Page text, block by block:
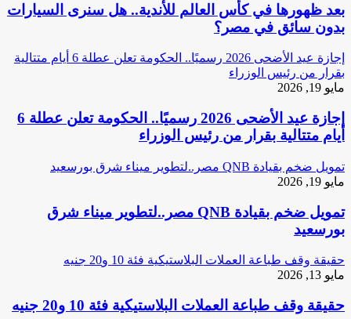
بعد ظهورها في كأس العالم للأندية.. هل سنرى السيارات
بدون سائق في مصر؟
إجازة عيد الأضحى 2026 رسميًا.. الحكومة تعلن عطلة 6 أيام متتالية
بقرار من رئيس الوزراء
مايو 19, 2026
إجازة عيد الأضحى 2026 رسميًا.. الحكومة تعلن عطلة 6
أيام متتالية بقرار من رئيس الوزراء
تمويل ضخم بقيادة QNB مصر..لتطوير ميناء شرق بورسعيد
مايو 19, 2026
تمويل ضخم بقيادة QNB مصر..لتطوير ميناء شرق
بورسعيد
حقيقة وقف طباعة العملات البلاستيكية فئة 10 و20 جنيه
مايو 13, 2026
حقيقة وقف طباعة العملات البلاستيكية فئة 10 و20 جنيه